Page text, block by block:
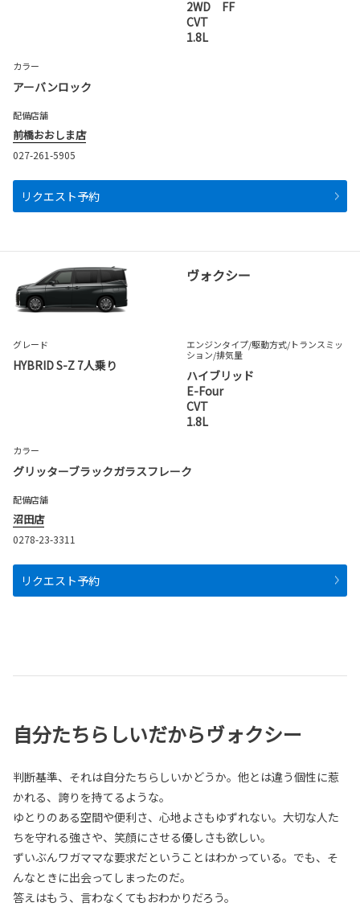
2WD FF
CVT
1.8L
カラー
アーバンロック
配備店舗
前橋おおしま店
027-261-5905
リクエスト予約
ヴォクシー
グレード
HYBRID S-Z 7人乗り
エンジンタイプ/駆動方式/トランスミッ
ション/排気量
ハイブリッド
E-Four
CVT
1.8L
カラー
グリッターブラックガラスフレーク
配備店舗
沼田店
0278-23-3311
リクエスト予約
自分たちらしいだからヴォクシー
判断基準、それは自分たちらしいかどうか。他とは違う個性に惹
かれる、誇りを持てるような。
ゆとりのある空間や便利さ、心地よさもゆずれない。大切な人た
ちを守れる強さや、笑顔にさせる優しさも欲しい。
ずいぶんワガママな要求だということはわかっている。でも、そ
んなときに出会ってしまったのだ。
答えはもう、言わなくてもおわかりだろう。